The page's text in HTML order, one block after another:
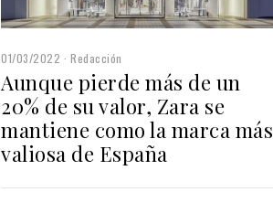
01/03/2022 Redacción
Aunque pierde más de un
20% de su valor, Zara se
mantiene como la marca más
valiosa de España